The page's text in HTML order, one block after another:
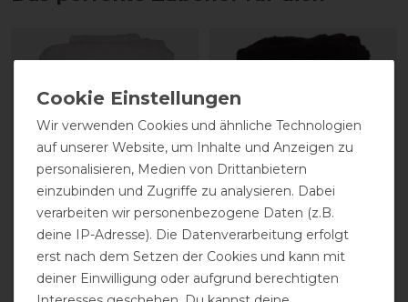
BR Fleecebandage Pony
Event
BR Fleecebandage Pony
Event
Wir verwenden Cookies und ähnliche Technologien
auf unserer Website, um Inhalte und Anzeigen zu
personalisieren, Medien von Drittanbietern
einzubinden und Zugriffe zu analysieren. Dabei
verarbeiten wir personenbezogene Daten (z.B.
deine IP-Adresse). Die Datenverarbeitung erfolgt
erst nach dem Setzen der Cookies und kann mit
deiner Einwilligung oder aufgrund berechtigten